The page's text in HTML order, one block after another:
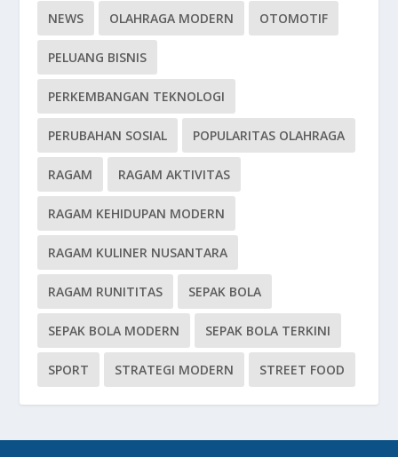
NEWS OLAHRAGA MODERN OTOMOTIF
PELUANG BISNIS
PERKEMBANGAN TEKNOLOGI
PERUBAHAN SOSIAL POPULARITAS OLAHRAGA
RAGAM RAGAM AKTIVITAS
RAGAM KEHIDUPAN MODERN
RAGAM KULINER NUSANTARA
RAGAM RUNITITAS SEPAK BOLA
SEPAK BOLA MODERN SEPAK BOLA TERKINI
SPORT STRATEGI MODERN STREET FOOD